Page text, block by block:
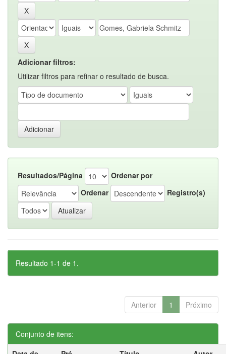
Adicionar filtros:
Utilizar filtros para refinar o resultado de busca.
Resultados/Página
Ordenar por
Ordenar
Registro(s)
Resultado 1-1 de 1.
Anterior 1 Próximo
Conjunto de itens: